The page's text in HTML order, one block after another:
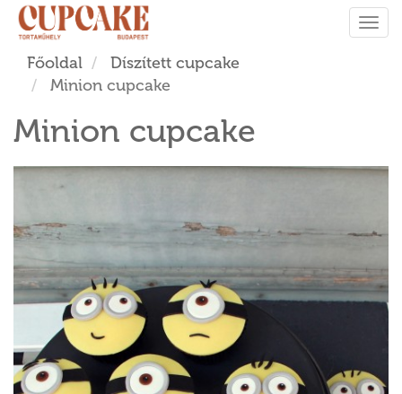
Főoldal
Díszített cupcake
Minion cupcake
Minion cupcake